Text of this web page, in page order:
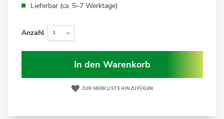
Lieferbar (ca. 5–7 Werktage)
Anzahl
In den Warenkorb
ZUR MERKLISTE HINZUFÜGEN